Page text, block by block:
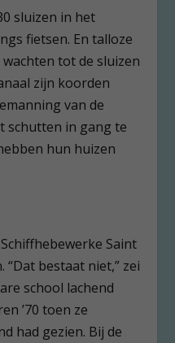
sluizen in het
fietsen. En talloze
tot de sluizen
zijn koorden
van de
schutten in gang te
hun huizen
Saint
bestaat niet,” zei
school lachend
’70 toen ze
had gezien. Bij de